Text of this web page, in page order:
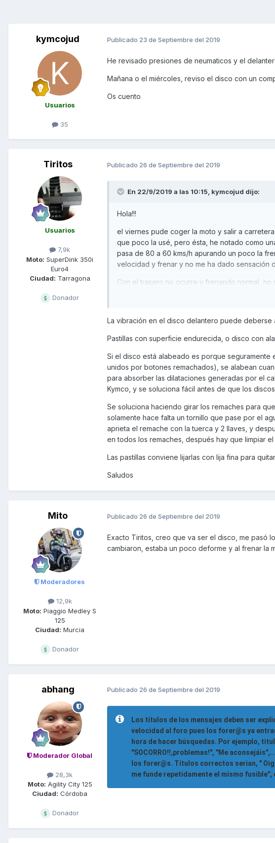
kymcojud
Usuarios
35
Publicado 23 de Septiembre del 2019
He revisado presiones de neumaticos y el
Mañana o el miércoles, reviso el disco con un
Os cuento
Tiritos
Usuarios
7,9k
Moto: SuperDink 350i
Euro4
Ciudad: Tarragona
Donador
Publicado 26 de Septiembre del 2019
En 22/9/2019 a las 10:15, kymcojud dijo:
Hola!!!
el viernes pude coger la moto y salir a
que poco la usé, pero ésta, he notado como
pasa de 80 a 60 kms/h apurando un poco la
velocidad y frenar y no me ha dado sensación
Con el trasero no ocurre y frenando normal,
y a mas velocidad. Caidas según el anterior
algún tornillo flojo de la horquilla?
retenciones del motor en desaceleración
para la revisión de los 10.000
Equilibrado de rueda? vibraría en marcha....
Alguna opción más para mirar?
Podría probar con la rueda delantera de la
del modelo Euro4, para el tema de pares de
La vibración en el disco delantero puede deberse
Pastillas con superficie endurecida, o disco con
Si el disco está alabeado es porque
unidos por botones remachados), se alabean
para absorber las dilataciones generadas por el
Kymco, y se soluciona fácil antes de que los
Se soluciona haciendo girar los remaches para
solamente hace falta un tornillo que pase por el
aprieta el remache con la tuerca y 2 llaves, y
en todos los remaches, después hay que limpiar
Las pastillas conviene lijarlas con lija fina para
Saludos
Mito
Moderadores
12,9k
Moto: Piaggio Medley S
125
Ciudad: Murcia
Donador
Publicado 26 de Septiembre del 2019
Exacto Tiritos, creo que va ser el disco, me pasó
cambiaron, estaba un poco deforme y al frenar la
abhang
Moderador Global
28,3k
Moto: Agility City 125
Ciudad: Córdoba
Donador
Publicado 26 de Septiembre del 2019
Los títulos de los mensajes deben ser
velocidad al foro pues los forer@s ya
hora de hacer búsquedas. Por ejemplo,
"SOCORRO!!,problemas!", "Me
los forer@s. Títulos correctos serian, "
me funde repetidamente el mismo